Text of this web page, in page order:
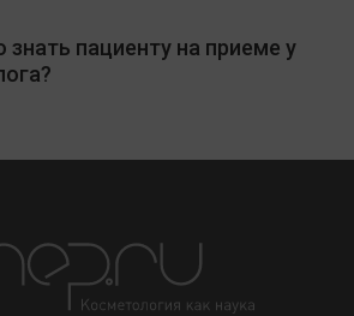
пациенту на приеме у